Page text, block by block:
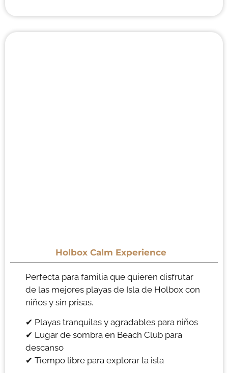
Holbox Calm Experience
Perfecta para familia que quieren disfrutar
de las mejores playas de Isla de Holbox con
niños y sin prisas.
✔ Playas tranquilas y agradables para niños
✔ Lugar de sombra en Beach Club para
descanso
✔ Tiempo libre para explorar la isla